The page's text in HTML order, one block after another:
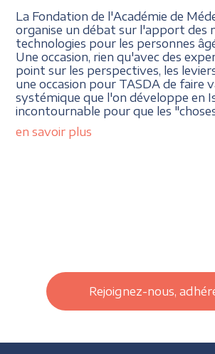
La Fondation de l'Académie de
organise un débat sur l'apport des
technologies pour les personnes
Une occasion, rien qu'avec des
point sur les perspectives, les leviers
une occasion pour TASDA de faire
systémique que l'on développe en
incontournable pour que les
en savoir plus
Rejoignez-nous,